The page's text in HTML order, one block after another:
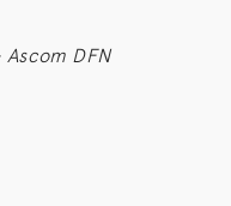
Ascom DFN